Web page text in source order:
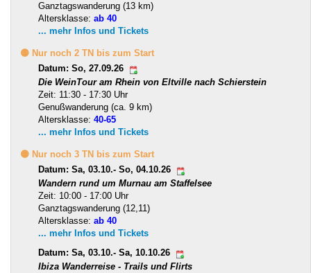
Ganztagswanderung (13 km)
Altersklasse: ab 40
... mehr Infos und Tickets
🟡 Nur noch 2 TN bis zum Start
Datum: So, 27.09.26
Die WeinTour am Rhein von Eltville nach Schierstein
Zeit: 11:30 - 17:30 Uhr
Genußwanderung (ca. 9 km)
Altersklasse: 40-65
... mehr Infos und Tickets
🟡 Nur noch 3 TN bis zum Start
Datum: Sa, 03.10.- So, 04.10.26
Wandern rund um Murnau am Staffelsee
Zeit: 10:00 - 17:00 Uhr
Ganztagswanderung (12,11)
Altersklasse: ab 40
... mehr Infos und Tickets
Datum: Sa, 03.10.- Sa, 10.10.26
Ibiza Wanderreise - Trails und Flirts